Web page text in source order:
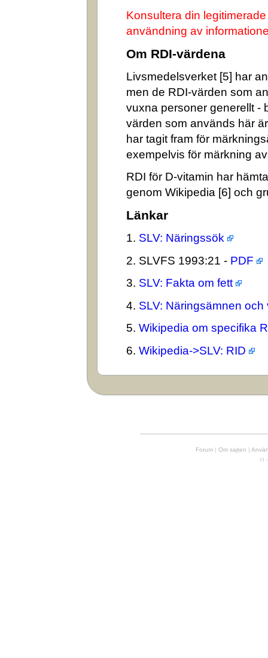
Konsultera din
användning av
Om RDI-värdena
Livsmedelsverket [5] har
men de RDI-värden som
vuxna personer generellt -
värden som används här
har tagit fram för
exempelvis för märkning
RDI för D-vitamin har
genom Wikipedia [6] och
Länkar
1. SLV: Näringssök
2. SLVFS 1993:21 - PDF
3. SLV: Fakta om fett
4. SLV: Näringsämnen och
5. Wikipedia om specifika
6. Wikipedia->SLV: RID
Forum | Om sajten |
ct